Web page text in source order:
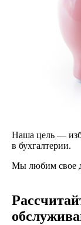
Наша цель —
в бухгалтерии.
Мы любим свое